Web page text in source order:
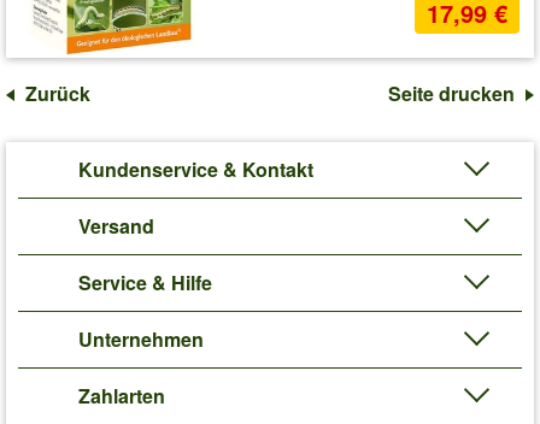
17,99 €
Zurück Seite drucken
Kundenservice & Kontakt
Versand
Service & Hilfe
Unternehmen
Zahlarten